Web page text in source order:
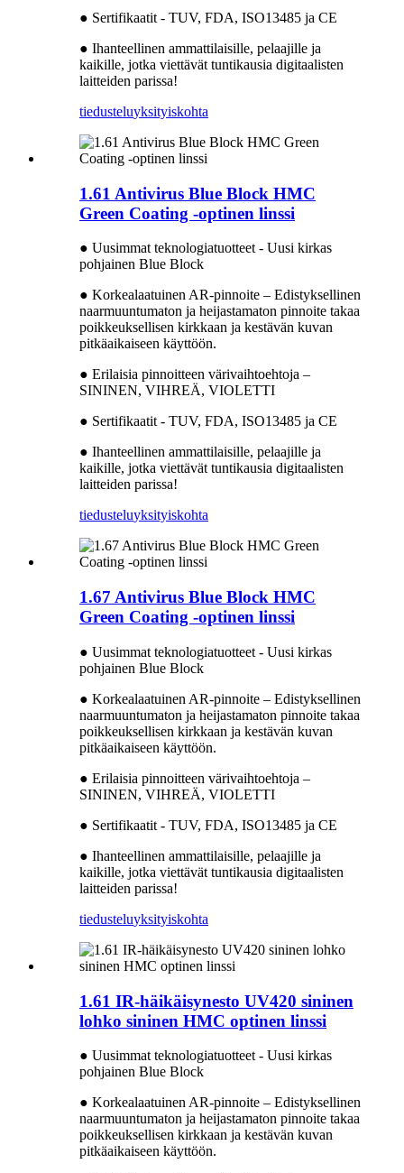
● Sertifikaatit - TUV, FDA, ISO13485 ja CE
● Ihanteellinen ammattilaisille, pelaajille ja
kaikille, jotka viettävät tuntikausia digitaalisten
laitteiden parissa!
tiedusteluyksityiskohta
1.61 Antivirus Blue Block HMC
Green Coating -optinen linssi
● Uusimmat teknologiatuotteet - Uusi kirkas
pohjainen Blue Block
● Korkealaatuinen AR-pinnoite – Edistyksellinen
naarmuuntumaton ja heijastamaton pinnoite takaa
poikkeuksellisen kirkkaan ja kestävän kuvan
pitkäaikaiseen käyttöön.
● Erilaisia ​​pinnoitteen värivaihtoehtoja –
SININEN, VIHREÄ, VIOLETTI
● Sertifikaatit - TUV, FDA, ISO13485 ja CE
● Ihanteellinen ammattilaisille, pelaajille ja
kaikille, jotka viettävät tuntikausia digitaalisten
laitteiden parissa!
tiedusteluyksityiskohta
1.67 Antivirus Blue Block HMC
Green Coating -optinen linssi
● Uusimmat teknologiatuotteet - Uusi kirkas
pohjainen Blue Block
● Korkealaatuinen AR-pinnoite – Edistyksellinen
naarmuuntumaton ja heijastamaton pinnoite takaa
poikkeuksellisen kirkkaan ja kestävän kuvan
pitkäaikaiseen käyttöön.
● Erilaisia ​​pinnoitteen värivaihtoehtoja –
SININEN, VIHREÄ, VIOLETTI
● Sertifikaatit - TUV, FDA, ISO13485 ja CE
● Ihanteellinen ammattilaisille, pelaajille ja
kaikille, jotka viettävät tuntikausia digitaalisten
laitteiden parissa!
tiedusteluyksityiskohta
1.61 IR-häikäisynesto UV420 sininen
lohko sininen HMC optinen linssi
● Uusimmat teknologiatuotteet - Uusi kirkas
pohjainen Blue Block
● Korkealaatuinen AR-pinnoite – Edistyksellinen
naarmuuntumaton ja heijastamaton pinnoite takaa
poikkeuksellisen kirkkaan ja kestävän kuvan
pitkäaikaiseen käyttöön.